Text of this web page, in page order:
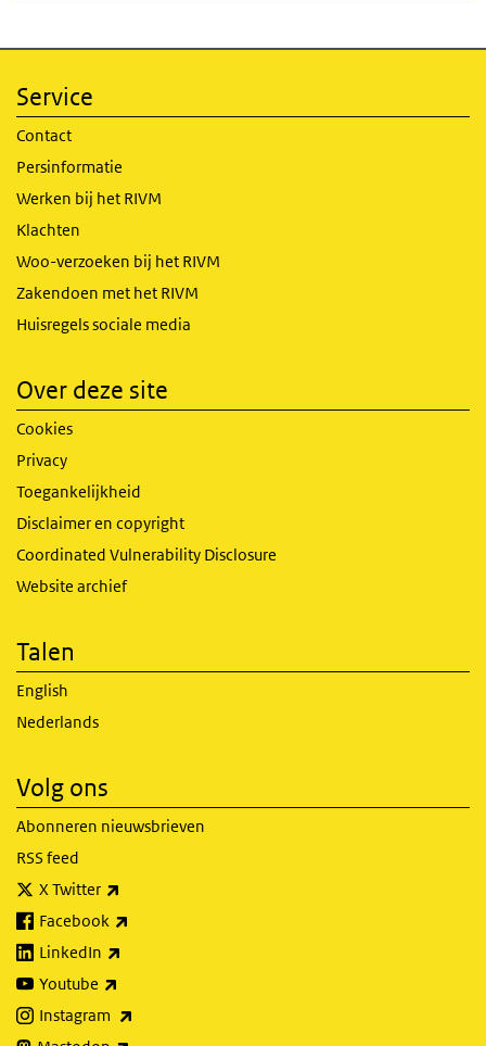
Service
Contact
Persinformatie
Werken bij het RIVM
Klachten
Woo-verzoeken bij het RIVM
Zakendoen met het RIVM
Huisregels sociale media
Over deze site
Cookies
Privacy
Toegankelijkheid
Disclaimer en copyright
Coordinated Vulnerability Disclosure
Website archief
Talen
English
Nederlands
Volg ons
Abonneren nieuwsbrieven
RSS feed
X Twitter
Facebook
LinkedIn
Youtube
Instagram